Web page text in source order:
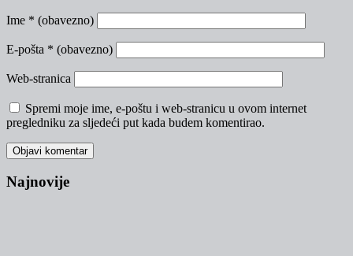
Ime * (obavezno)
E-pošta * (obavezno)
Web-stranica
Spremi moje ime, e-poštu i web-stranicu u ovom internet
pregledniku za sljedeći put kada budem komentirao.
Najnovije